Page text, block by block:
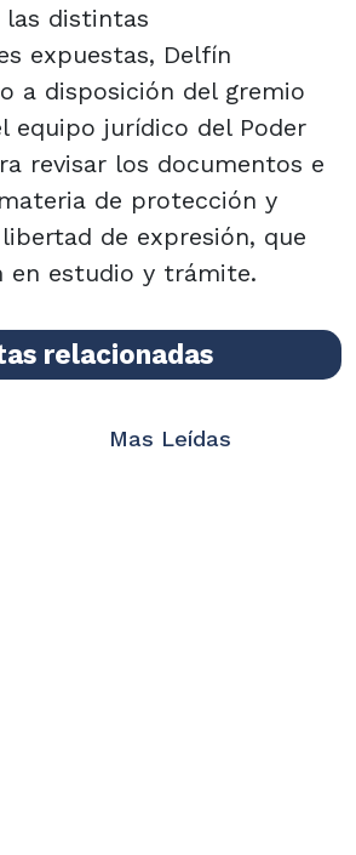
las distintas
expuestas, Delfín
a disposición del gremio
equipo jurídico del Poder
revisar los documentos e
de protección y
de expresión, que
en estudio y trámite.
relacionadas
Mas Leídas